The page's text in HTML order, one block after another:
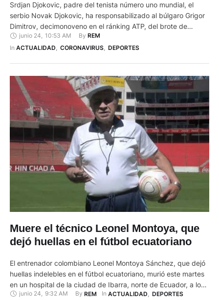
Srdjan Djokovic, padre del tenista número uno mundial, el
serbio Novak Djokovic, ha responsabilizado al búlgaro Grigor
Dimitrov, decimonoveno en el ránking ATP, del brote de
coronavirus que obligó a cancelar el domingo el torneo
benéfico "Adria Tour", organizado por su hijo en los Balcanes.
junio 24 10:53 AM By REM
In ACTUALIDAD, CORONAVIRUS, DEPORTES
Muere el técnico Leonel Montoya, que
dejó huellas en el fútbol ecuatoriano
El entrenador colombiano Leonel Montoya Sánchez, que dejó
huellas indelebles en el fútbol ecuatoriano, murió este martes
en un hospital de la ciudad de Ibarra, norte de Ecuador, a los
88 años, debido a un paro cardíaco, según los galenos que lo
junio 24, 9:32 AM By REM In ACTUALIDAD DEPORTES